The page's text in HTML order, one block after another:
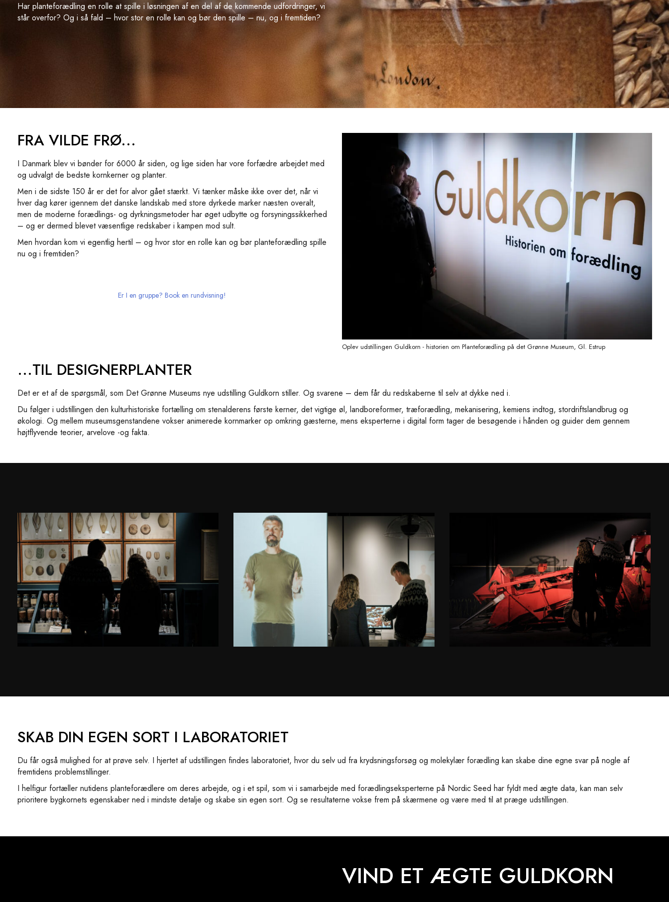
Har planteforædling en rolle at spille i løsningen af en del af de kommende udfordringer, vi
står overfor? Og i så fald – hvor stor en rolle kan og bør den spille – nu, og i fremtiden?
FRA VILDE FRØ...
I Danmark blev vi bønder for 6000 år siden, og lige siden har vore forfædre arbejdet med
og udvalgt de bedste kornkerner og planter.
Men i de sidste 150 år er det for alvor gået stærkt. Vi tænker måske ikke over det, når vi
hver dag kører igennem det danske landskab med store dyrkede marker næsten overalt,
men de moderne forædlings- og dyrkningsmetoder har øget udbytte og forsyningssikkerhed
– og er der­med blevet væsentlige redskaber i kampen mod sult.
Men hvordan kom vi egentlig hertil – og hvor stor en rolle kan og bør planteforædling spille
nu og i fremtiden?
Er I en gruppe? Book en rundvisning!
Oplev udstillingen Guldkorn - historien om Planteforædling på det Grønne Museum, Gl. Estrup
...TIL DESIGNERPLANTER
Det er et af de spørgsmål, som Det Grønne Museums nye udstilling Guldkorn stiller. Og svarene – dem får du redskaberne til selv at dykke ned i.
Du følger i udstillingen den kulturhistoriske fortælling om stenalderens første kerner, det vigtige øl, landboreformer, træforædling, mekanisering, kemiens indtog, stordriftslandbrug og
økologi. Og mellem museumsgenstandene vokser animerede kornmarker op omkring gæsterne, mens eksperterne i digital form tager de besøgende i hånden og guider dem gennem
højtflyvende teorier, arvelove -og fakta.
SKAB DIN EGEN SORT I LABORATORIET
Du får også mulighed for at prøve selv. I hjertet af udstillingen findes laboratoriet, hvor du selv ud fra krydsningsforsøg og molekylær forædling kan skabe dine egne svar på nogle af
fremtidens problemstillinger.
I helfigur fortæller nutidens planteforædlere om deres arbejde, og i et spil, som vi i samarbejde med forædlingseksperterne på Nordic Seed har fyldt med ægte data, kan man selv
prioritere bygkornets egenskaber ned i mindste detalje og skabe sin egen sort. Og se resultaterne vokse frem på skærmene og være med til at præge udstillingen.
VIND ET ÆGTE GULDKORN